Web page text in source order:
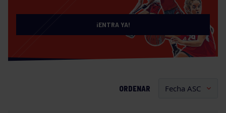
¡ENTRA YA!
ORDENAR